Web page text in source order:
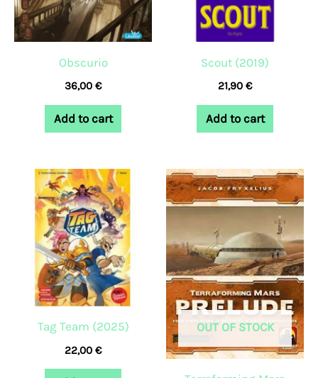
Obscurio
36,00 €
Add to cart
Scout (2019)
21,90 €
Add to cart
Tag Team (2025)
22,00 €
OUT OF STOCK